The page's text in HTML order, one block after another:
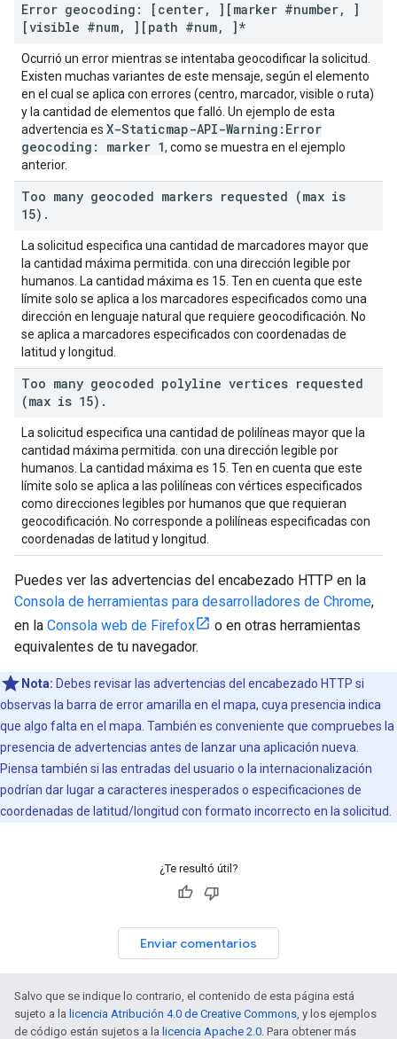
Error geocoding: [center, ][marker #number,
]
[visible #num, ][path #num, ]*
Ocurrió un error mientras se intentaba geocodificar la solicitud.
Existen muchas variantes de este mensaje, según el elemento
en el cual se aplica con errores (centro, marcador, visible o ruta)
y la cantidad de elementos que falló. Un ejemplo de esta
advertencia es X-Staticmap-API-Warning:Error
geocoding: marker 1, como se muestra en el ejemplo
anterior.
Too many geocoded markers requested (max is
15) .
La solicitud especifica una cantidad de marcadores mayor que
la cantidad máxima permitida. con una dirección legible por
humanos. La cantidad máxima es 15. Ten en cuenta que este
límite solo se aplica a los marcadores especificados como una
dirección en lenguaje natural que requiere geocodificación. No
se aplica a marcadores especificados con coordenadas de
latitud y longitud.
Too many geocoded polyline vertices requested
(max is 15) .
La solicitud especifica una cantidad de polilíneas mayor que la
cantidad máxima permitida. con una dirección legible por
humanos. La cantidad máxima es 15. Ten en cuenta que este
límite solo se aplica a las polilíneas con vértices especificados
como direcciones legibles por humanos que que requieran
geocodificación. No corresponde a polilíneas especificadas con
coordenadas de latitud y longitud.
Puedes ver las advertencias del encabezado HTTP en la
Consola de herramientas para desarrolladores de Chrome,
en la Consola web de Firefox
o en otras herramientas
equivalentes de tu navegador.
Nota: Debes revisar las advertencias del encabezado HTTP si
observas la barra de error amarilla en el mapa, cuya presencia indica
que algo falta en el mapa. También es conveniente que compruebes la
presencia de advertencias antes de lanzar una aplicación nueva.
Piensa también si las entradas del usuario o la internacionalización
podrían dar lugar a caracteres inesperados o especificaciones de
coordenadas de latitud/longitud con formato incorrecto en la solicitud.
¿Te resultó útil?
Enviar comentarios
Salvo que se indique lo contrario, el contenido de esta página está
sujeto a la licencia Atribución 4.0 de Creative Commons, y los ejemplos
de código están sujetos a la licencia Apache 2.0. Para obtener más